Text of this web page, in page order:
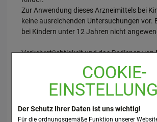
COOKIE-
Der Schutz Ihrer Daten ist uns wichtig!
Für die ordnungsgemäße Funktion unserer
Zur Anwendung dieses Arzneimittels bei
keine ausreichenden Untersuchungen vor.
bei Kindern unter 12 Jahren nicht
Verkehrstüchtigkeit und das Bedienen von
Wichtige Informationen über bestimmte
Bestandteile von Galle-Dragee mit
Dieses Arzneimittel enthält Lactose und
(Zuckerarten). Bitte nehmen Sie Galle-